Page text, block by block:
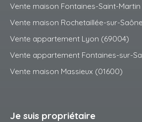
Vente maison Fontaines-Saint-
Vente maison Rochetaillée-sur-
Vente appartement Lyon (69004)
Vente appartement Fontaines-sur-
Vente maison Massieux (01600)
Je suis propriétaire